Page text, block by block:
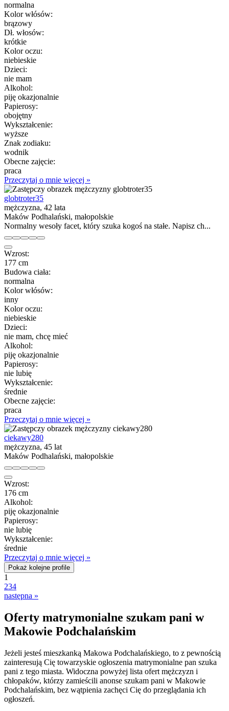
normalna
Kolor włósów:
brązowy
Dł. włosów:
krótkie
Kolor oczu:
niebieskie
Dzieci:
nie mam
Alkohol:
piję okazjonalnie
Papierosy:
obojętny
Wykształcenie:
wyższe
Znak zodiaku:
wodnik
Obecne zajęcie:
praca
Przeczytaj o mnie więcej »
globtroter35
mężczyzna, 42 lata
Maków Podhalański, małopolskie
Normalny wesoły facet, który szuka kogoś na stałe. Napisz ch...
Wzrost:
177 cm
Budowa ciała:
normalna
Kolor włósów:
inny
Kolor oczu:
niebieskie
Dzieci:
nie mam, chcę mieć
Alkohol:
piję okazjonalnie
Papierosy:
nie lubię
Wykształcenie:
średnie
Obecne zajęcie:
praca
Przeczytaj o mnie więcej »
ciekawy280
mężczyzna, 45 lat
Maków Podhalański, małopolskie
Wzrost:
176 cm
Alkohol:
piję okazjonalnie
Papierosy:
nie lubię
Wykształcenie:
średnie
Przeczytaj o mnie więcej »
Pokaż kolejne profile
1
234
następna »
Oferty matrymonialne szukam pani w
Makowie Podchalańskim
Jeżeli jesteś mieszkanką Makowa Podchalańskiego, to z pewnością
zainteresują Cię towarzyskie ogłoszenia matrymonialne pan szuka
pani z tego miasta. Widoczna powyżej lista ofert mężczyzn i
chłopaków, którzy zamieścili anonse szukam pani w Makowie
Podchalańskim, bez wątpienia zachęci Cię do przeglądania ich
ogłoszeń.